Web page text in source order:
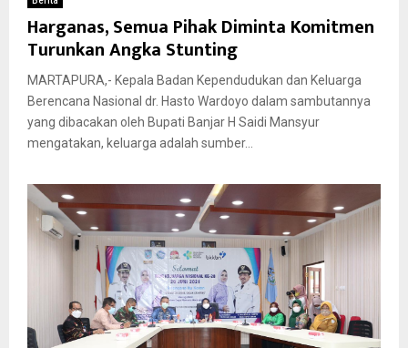
Harganas, Semua Pihak Diminta Komitmen
Turunkan Angka Stunting
MARTAPURA,- Kepala Badan Kependudukan dan Keluarga
Berencana Nasional dr. Hasto Wardoyo dalam sambutannya
yang dibacakan oleh Bupati Banjar H Saidi Mansyur
mengatakan, keluarga adalah sumber...